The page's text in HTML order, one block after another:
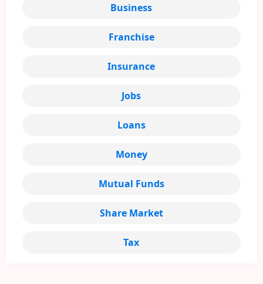
Business
Franchise
Insurance
Jobs
Loans
Money
Mutual Funds
Share Market
Tax